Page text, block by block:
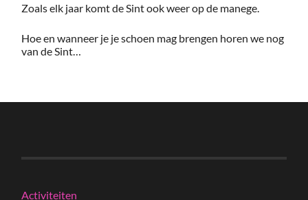
Zoals elk jaar komt de Sint ook weer op de manege.
Hoe en wanneer je je schoen mag brengen horen we nog
van de Sint…
Activiteiten